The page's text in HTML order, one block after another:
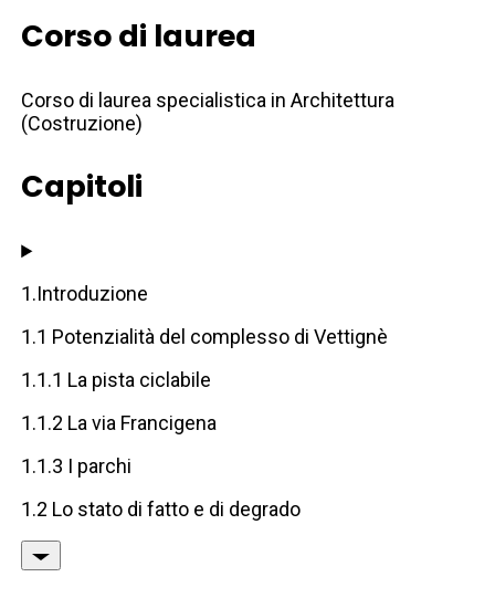
Corso di laurea
Corso di laurea specialistica in Architettura
(Costruzione)
Capitoli
1.Introduzione
1.1 Potenzialità del complesso di Vettignè
1.1.1 La pista ciclabile
1.1.2 La via Francigena
1.1.3 I parchi
1.2 Lo stato di fatto e di degrado